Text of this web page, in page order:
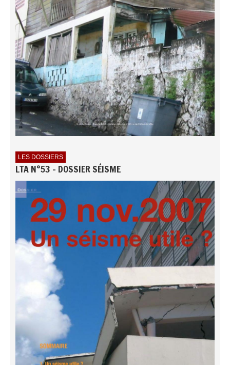
LES DOSSIERS
LTA N°53 - DOSSIER SÉISME